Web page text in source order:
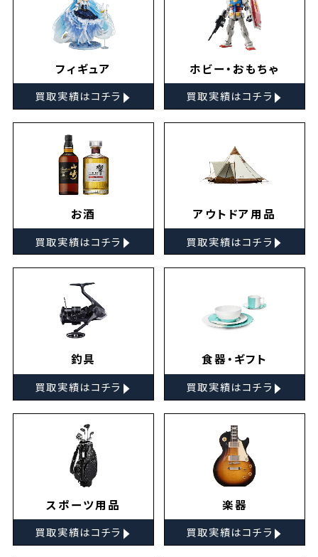
フィギュア
買取実績はコチラ ▸
ホビー・おもちゃ
買取実績はコチラ ▸
お酒
買取実績はコチラ ▸
アウトドア用品
買取実績はコチラ ▸
釣具
買取実績はコチラ ▸
食器・ギフト
買取実績はコチラ ▸
スポーツ用品
買取実績はコチラ ▸
楽器
買取実績はコチラ ▸